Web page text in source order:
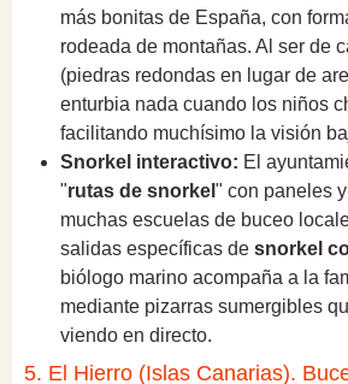
más bonitas de España, con
rodeada de montañas. Al ser de
(piedras redondas en lugar de
enturbia nada cuando los niños
facilitando muchísimo la visión
Snorkel interactivo: El
"rutas de snorkel " con paneles
muchas escuelas de buceo
salidas específicas de snorkel
biólogo marino acompaña a la
mediante pizarras sumergibles
viendo en directo.
5. El Hierro (Islas Canarias).